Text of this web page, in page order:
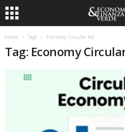
Home Tags Economy Circular Act
Tag: Economy